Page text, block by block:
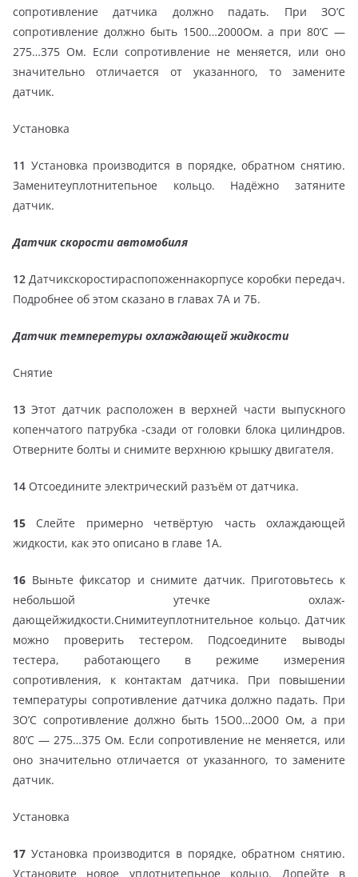
сопротивление датчика должно падать. При ЗО’С
сопротивление должно быть 1500…2000Ом. а при 80’С —
275…375 Ом. Если сопротивление не меняется, или оно
значительно отличается от указанного, то замените
датчик.
Установка
11 Установка производится в порядке, обратном снятию.
Заменитеуплотнитепьное кольцо. Надёжно затяните
датчик.
Датчик скорости автомобиля
12 Датчикскоростираспопоженнакорпусе коробки передач.
Подробнее об этом сказано в главах 7А и 7Б.
Датчик темперетуры охлаждающей жидкости
Снятие
13 Этот датчик расположен в верхней части выпускного
копенчатого патрубка -сзади от головки блока цилиндров.
Отверните болты и снимите верхнюю крышку двигателя.
14 Отсоедините электрический разъём от датчика.
15 Слейте примерно четвёртую часть охлаждающей
жидкости, как это описано в главе 1А.
16 Выньте фиксатор и снимите датчик. Приготовьтесь к
небольшой утечке охлаж-
дающейжидкости.Снимитеуплотнительное кольцо. Датчик
можно проверить тестером. Подсоедините выводы
тестера, работающего в режиме измерения
сопротивления, к контактам датчика. При повышении
температуры сопротивление датчика должно падать. При
ЗО’С сопротивление должно быть 15О0…20О0 Ом, а при
80’С — 275…375 Ом. Если сопротивление не меняется, или
оно значительно отличается от указанного, то замените
датчик.
Установка
17 Установка производится в порядке, обратном снятию.
Установите новое уплотнитепьное кольцо. Допейте в